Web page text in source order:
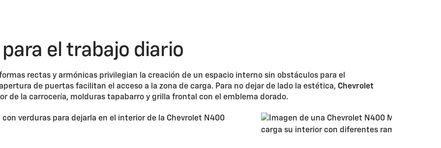
el trabajo diario
rectas y armónicas privilegian la creación de un espacio interno sin obstáculos para el
de puertas facilitan el acceso a la zona de carga. Para no dejar de lado la estética, Chevrolet
de la carrocería, molduras tapabarro y grilla frontal con el emblema dorado.